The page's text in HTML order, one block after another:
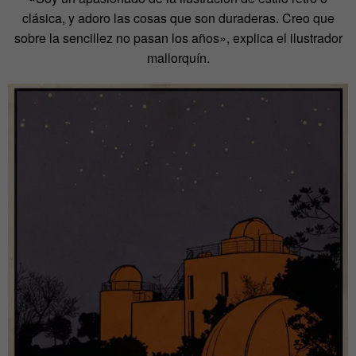
clásica, y adoro las cosas que son duraderas. Creo que
sobre la sencillez no pasan los años», explica el ilustrador
mallorquín.